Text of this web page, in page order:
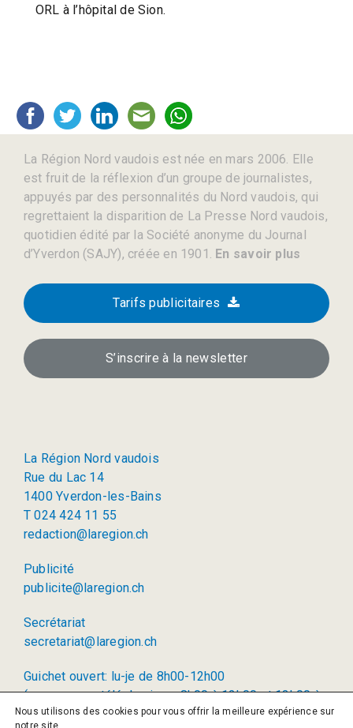
ORL à l’hôpital de Sion.
La Région Nord vaudois est née en mars 2006. Elle
est fruit de la réflexion d’un groupe de journalistes,
appuyés par des personnalités du Nord vaudois, qui
regrettaient la disparition de La Presse Nord vaudois,
quotidien édité par la Société anonyme du Journal
d’Yverdon (SAJY), créée en 1901. En savoir plus
Tarifs publicitaires
S’inscrire à la newsletter
La Région Nord vaudois
Rue du Lac 14
1400 Yverdon-les-Bains
T 024 424 11 55
redaction@laregion.ch
Publicité
publicite@laregion.ch
Secrétariat
secretariat@laregion.ch
Guichet ouvert: lu-je de 8h00-12h00
(permanence téléphonique: 8h00 à 12h00 et 13h00 à
17h00)
Nous utilisons des cookies pour vous offrir la meilleure expérience sur
notre site.